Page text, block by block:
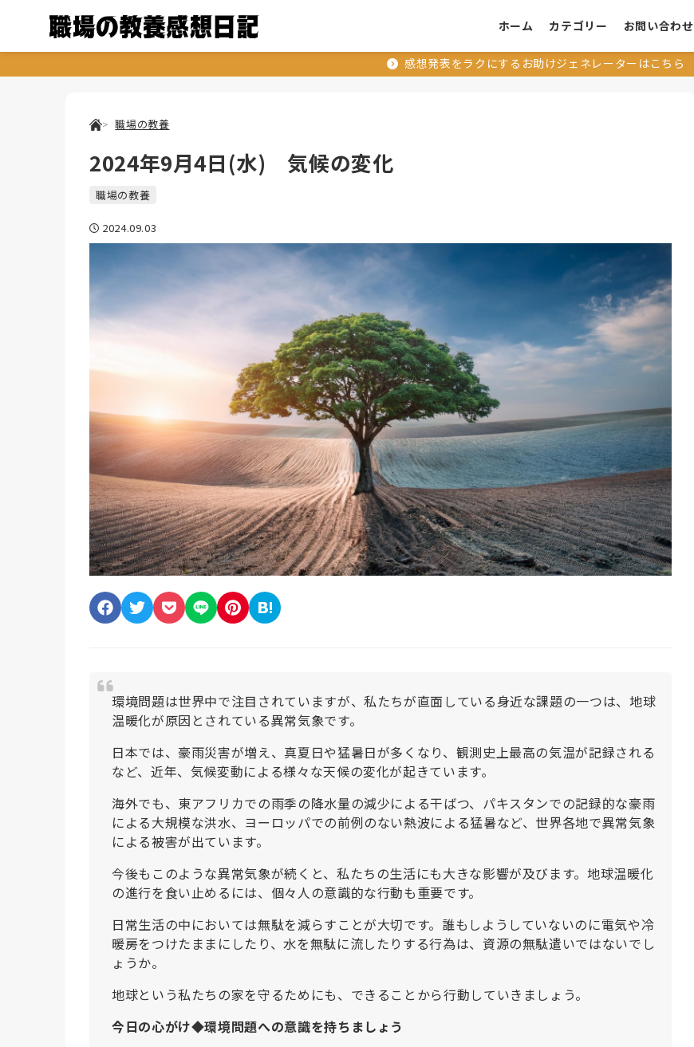
ホーム カテゴリー お問い合わせ
感想発表をラクにするお助けジェネレーターはこちら
職場の教養
2024年9月4日(水) 気候の変化
職場の教養
2024.09.03
環境問題は世界中で注目されていますが、私たちが直面している身近な課題の一つは、地球
温暖化が原因とされている異常気象です。
日本では、豪雨災害が増え、真夏日や猛暑日が多くなり、観測史上最高の気温が記録される
など、近年、気候変動による様々な天候の変化が起きています。
海外でも、東アフリカでの雨季の降水量の減少による干ばつ、パキスタンでの記録的な豪雨
による大規模な洪水、ヨーロッパでの前例のない熱波による猛暑など、世界各地で異常気象
による被害が出ています。
今後もこのような異常気象が続くと、私たちの生活にも大きな影響が及びます。地球温暖化
の進行を食い止めるには、個々人の意識的な行動も重要です。
日常生活の中においては無駄を減らすことが大切です。誰もしようしていないのに電気や冷
暖房をつけたままにしたり、水を無駄に流したりする行為は、資源の無駄遣いではないでし
ょうか。
地球という私たちの家を守るためにも、できることから行動していきましょう。
今日の心がけ◆環境問題への意識を持ちましょう